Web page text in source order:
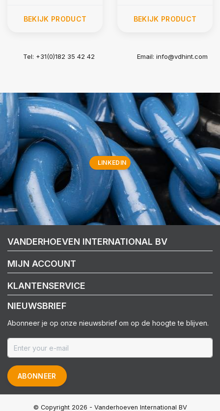
BEKIJK PRODUCT BEKIJK PRODUCT
Tel: +31(0)182 35 42 42 Email:info@vdhint.com
LINKEDIN
VANDERHOEVEN INTERNATIONAL BV
MIJN ACCOUNT
KLANTENSERVICE
NIEUWSBRIEF
Abonneer je op onze nieuwsbrief om op de hoogte te blijven.
ABONNEER
© Copyright 2026 - Vanderhoeven International BV